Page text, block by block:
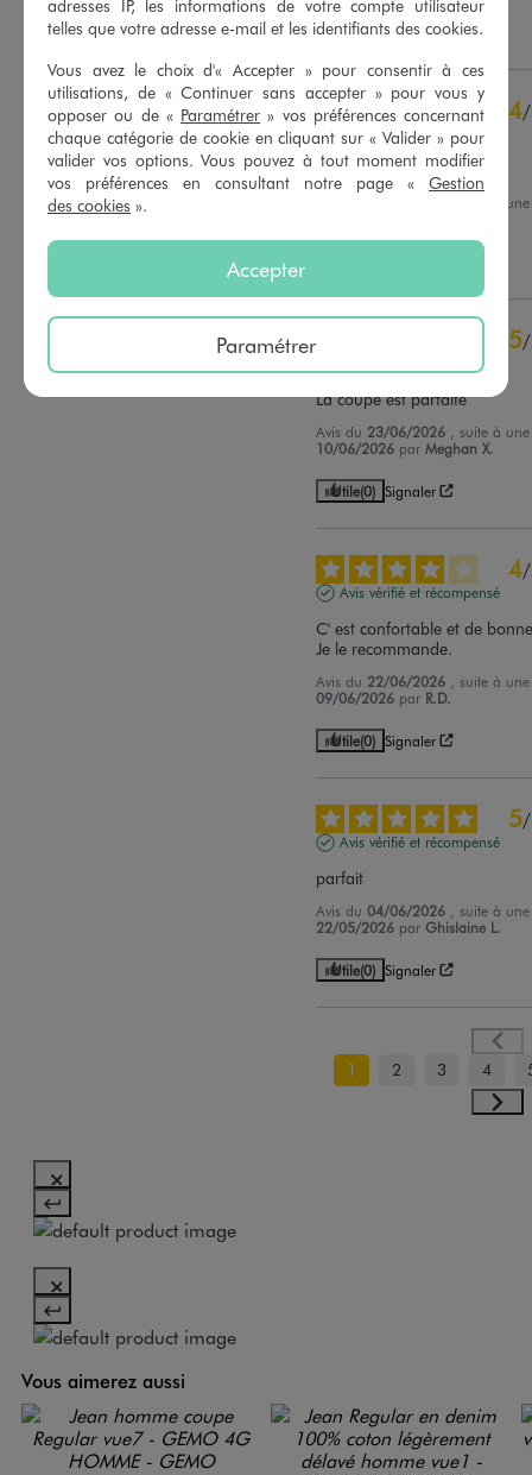
contrôle
Voir tous les avis sur ce site
étoiles
4étoiles
8
3étoiles
1
2étoiles
0
1étoile 0
Trier les avis
Utile(0) Signaler
4/
Avis vérifié et récompensé
Très bien coupé
, suite à
5/
Avis vérifié et récompensé
La coupe est parfaite
Avis du 23/06/2026
, suite à
10/06/2026 parMeghan X.
Utile(0) Signaler
4/
Avis vérifié et récompensé
C' est confortable et de
Je le recommande.
Avis du 22/06/2026
, suite à
09/06/2026 par R.D.
Utile(0) Signaler
5/
Avis vérifié et récompensé
parfait
Avis du04/06/2026
, suite à
22/05/2026 par Ghislaine L.
Utile(0) Signaler
1 2 3 4
Vous aimerez aussi
adresses IP, les informations de votre compte utilisateur
telles que votre adresse e-mail et les identifiants des cookies.
Vous avez le choix d'« Accepter » pour consentir à ces
utilisations, de « Continuer sans accepter » pour vous y
opposer ou de « Paramétrer » vos préférences concernant
chaque catégorie de cookie en cliquant sur « Valider » pour
valider vos options. Vous pouvez à tout moment modifier
vos préférences en consultant notre page « Gestion
des cookies ».
Accepter
Paramétrer